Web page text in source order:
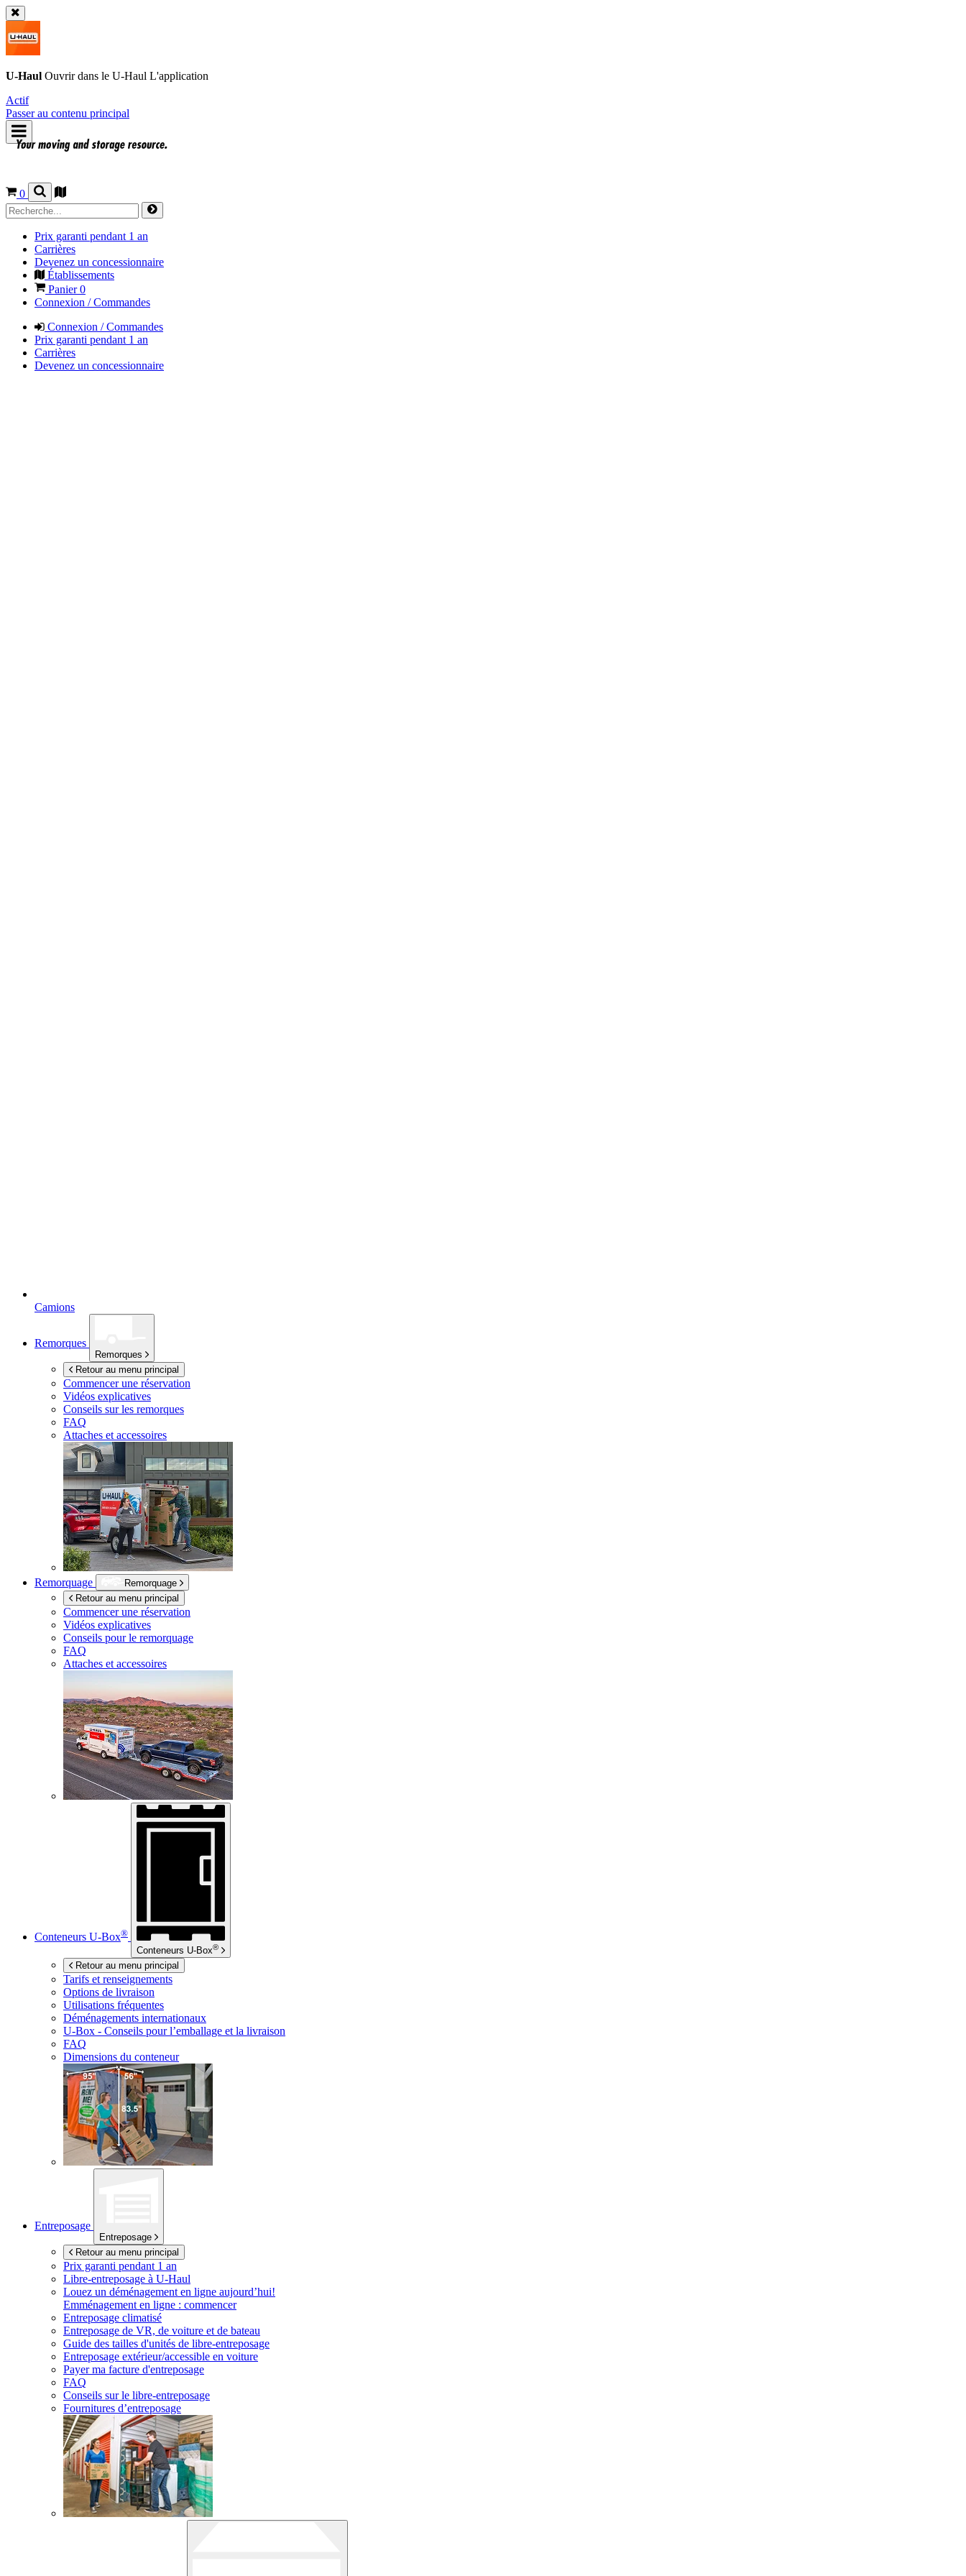
U-Haul Ouvrir dans le U-Haul L'application
Actif
Passer au contenu principal
0
Prix garanti pendant 1 an
Carrières
Devenez un concessionnaire
Établissements
Panier0
Connexion / Commandes
Connexion / Commandes
Prix garanti pendant 1 an
Carrières
Devenez un concessionnaire
Camions
Remorques
Remorques
Retour au menu principal
Commencer une réservation
Vidéos explicatives
Conseils sur les remorques
FAQ
Attaches et accessoires
Remorquage
Remorquage
Retour au menu principal
Commencer une réservation
Vidéos explicatives
Conseils pour le remorquage
FAQ
Attaches et accessoires
Conteneurs U-Box®
Conteneurs U-Box®
Retour au menu principal
Tarifs et renseignements
Options de livraison
Utilisations fréquentes
Déménagements internationaux
U-Box - Conseils pour l’emballage et la livraison
FAQ
Dimensions du conteneur
Entreposage
Entreposage
Retour au menu principal
Prix garanti pendant 1 an
Libre-entreposage à U-Haul
Louez un déménagement en ligne aujourd’hui!
Emménagement en ligne : commencer
Entreposage climatisé
Entreposage de VR, de voiture et de bateau
Guide des tailles d'unités de libre-entreposage
Entreposage extérieur/accessible en voiture
Payer ma facture d'entreposage
FAQ
Conseils sur le libre-entreposage
Fournitures d’entreposage